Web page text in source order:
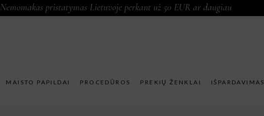
Nemomakas pristatymas Lietuvoje perkant už 50 EUR ar daugiau
MAISTO PAPILDAI PROCEDŪROS PREKIŲ ŽENKLAI IŠPARDAVIMAS